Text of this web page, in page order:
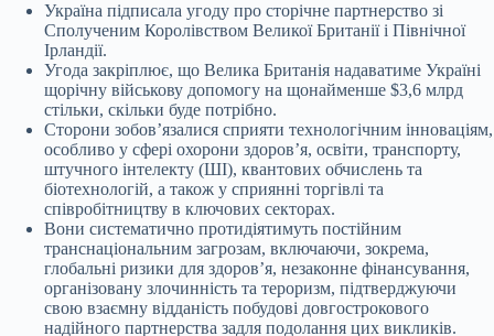
Україна підписала угоду про сторічне партнерство зі
Сполученим Королівством Великої Британії і Північної
Ірландії.
Угода закріплює, що Велика Британія надаватиме Україні
щорічну військову допомогу на щонайменше $3,6 млрд
стільки, скільки буде потрібно.
Сторони зобовʼязалися сприяти технологічним інноваціям,
особливо у сфері охорони здоровʼя, освіти, транспорту,
штучного інтелекту (ШІ), квантових обчислень та
біотехнологій, а також у сприянні торгівлі та
співробітництву в ключових секторах.
Вони систематично протидіятимуть постійним
транснаціональним загрозам, включаючи, зокрема,
глобальні ризики для здоровʼя, незаконне фінансування,
організовану злочинність та тероризм, підтверджуючи
свою взаємну відданість побудові довгострокового
надійного партнерства задля подолання цих викликів.